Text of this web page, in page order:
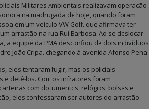
Militares Ambientais realizavam operação
na madrugada de hoje, quando foram
em um veículo VW Golf, que afirmava ter
arrastão na rua Rui Barbosa. Ao se deslocar
a equipe da PMA desconfiou de dois indivíduos
João Cripa, chegando à avenida Afonso Pena.
eles tentaram fugir, mas os policiais
e detê-los. Com os infratores foram
com documentos, relógios, bolsas e
eles confessaram ser autores do arrastão.